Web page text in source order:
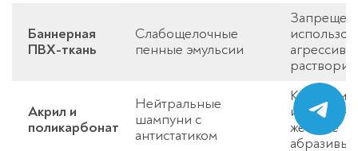
Баннерная
ПВХ-ткань
Слабощелочные
пенные эмульсии
Акрил и
поликарбонат
Нейтральные
шампуни с
антистатиком
жесткие
абразивы